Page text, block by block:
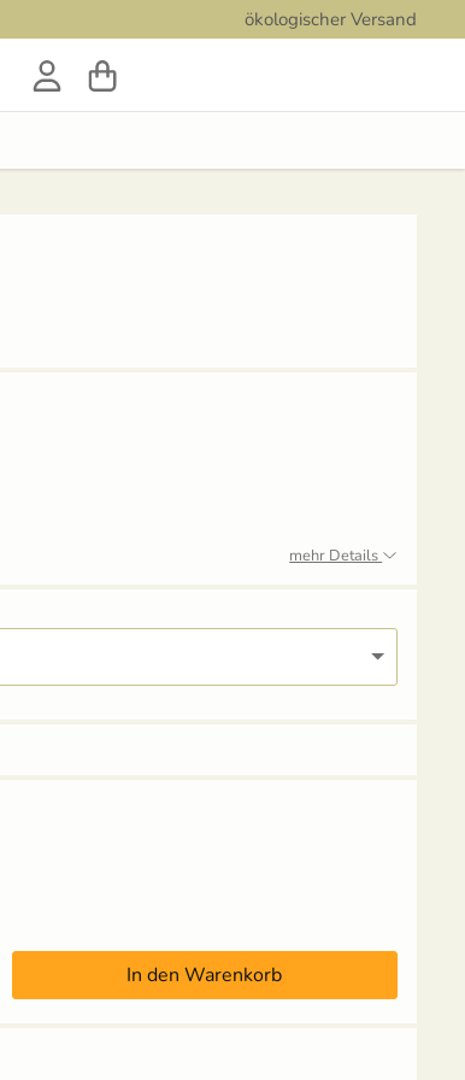
ökologischer Versand
mehr Details
In den Warenkorb